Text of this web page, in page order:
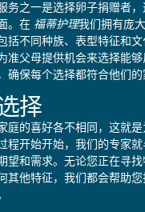
务之一是选择卵子捐赠者
。在 福蒂护理我们拥有庞
括不同种族、表型特征和
准父母提供机会来选择能
确保每个选择都符合他们的
择
庭的喜好各不相同，这就
程开始开始，我们的专家就
望和需求。无论您正在寻
其他特征，我们都会帮助